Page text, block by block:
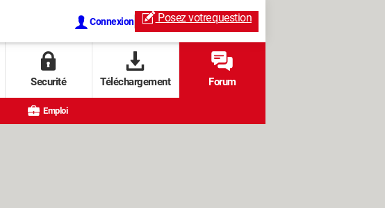
Connexion Posez votrequestion
Securité Téléchargement Forum
Emploi